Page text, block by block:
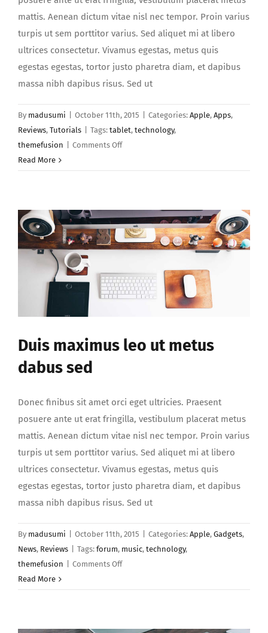
mattis. Aenean dictum vitae nisl nec tempor. Proin varius
turpis ut sem porttitor varius. Sed aliquet mi at libero
ultrices consectetur. Vivamus egestas, metus quis
egestas egestas, tortor justo pharetra diam, et dapibus
massa nibh dapibus risus. Sed ut
By madusumi October 11th, 2015 Categories: Apple, Apps,
Reviews, Tutorials Tags: tablet, technology,
themefusion
Comments Offon
dapibus
bibendum
aliquam
Read More
Duis maximus leo ut metus
dabus sed
Donec finibus sit amet orci eget ultricies. Praesent
posuere ante ut erat fringilla, vestibulum placerat metus
mattis. Aenean dictum vitae nisl nec tempor. Proin varius
turpis ut sem porttitor varius. Sed aliquet mi at libero
ultrices consectetur. Vivamus egestas, metus quis
egestas egestas, tortor justo pharetra diam, et dapibus
massa nibh dapibus risus. Sed ut
By madusumi October 11th, 2015 Categories: Apple, Gadgets,
News, Reviews Tags: forum, music, technology,
themefusion
Comments Offon
Read More